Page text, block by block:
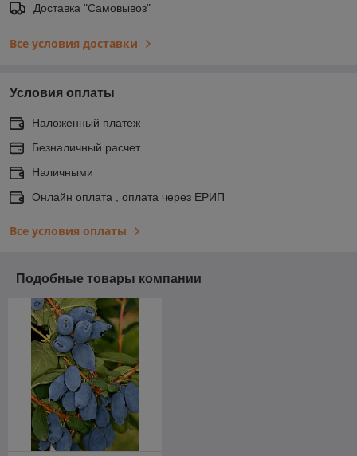
Доставка "Самовывоз"
Все условия доставки
Условия оплаты
Наложенный платеж
Безналичный расчет
Наличными
Онлайн оплата , оплата через ЕРИП
Все условия оплаты
Подобные товары компании